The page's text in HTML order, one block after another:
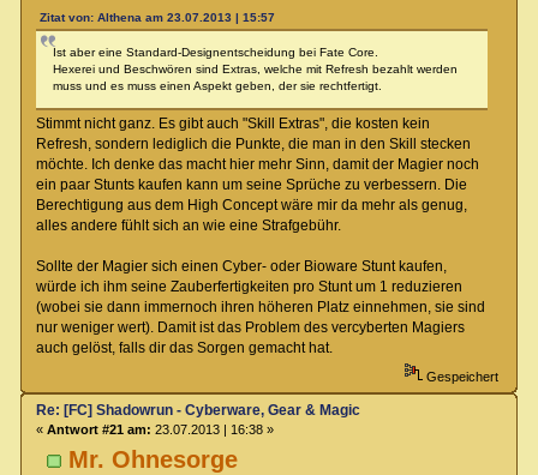
Zitat von: Althena am 23.07.2013 | 15:57
Ist aber eine Standard-Designentscheidung bei Fate Core.
Hexerei und Beschwören sind Extras, welche mit Refresh bezahlt werden
muss und es muss einen Aspekt geben, der sie rechtfertigt.
Stimmt nicht ganz. Es gibt auch "Skill Extras", die kosten kein
Refresh, sondern lediglich die Punkte, die man in den Skill stecken
möchte. Ich denke das macht hier mehr Sinn, damit der Magier noch
ein paar Stunts kaufen kann um seine Sprüche zu verbessern. Die
Berechtigung aus dem High Concept wäre mir da mehr als genug,
alles andere fühlt sich an wie eine Strafgebühr.
Sollte der Magier sich einen Cyber- oder Bioware Stunt kaufen,
würde ich ihm seine Zauberfertigkeiten pro Stunt um 1 reduzieren
(wobei sie dann immernoch ihren höheren Platz einnehmen, sie sind
nur weniger wert). Damit ist das Problem des vercyberten Magiers
auch gelöst, falls dir das Sorgen gemacht hat.
Gespeichert
Mr. Ohnesorge
Re: [FC] Shadowrun - Cyberware, Gear & Magic
« Antwort #21 am: 23.07.2013 | 16:38 »